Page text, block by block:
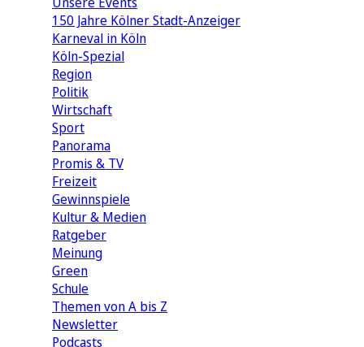
150 Jahre Kölner Stadt-Anzeiger
Karneval in Köln
Köln-Spezial
Region
Politik
Wirtschaft
Sport
Panorama
Promis & TV
Freizeit
Gewinnspiele
Kultur & Medien
Ratgeber
Meinung
Green
Schule
Themen von A bis Z
Newsletter
Podcasts